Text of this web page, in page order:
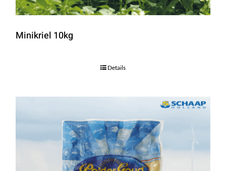
Minikriel 10kg
Details